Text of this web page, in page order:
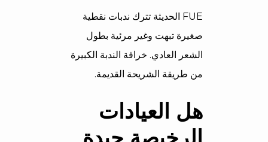
FUE الحديثة تترك ندبات نقطية
صغيرة تبهت وغير مرئية بطول
الشعر العادي. خرافة الندبة الكبيرة
من طريقة الشريحة القديمة.
هل العيادات